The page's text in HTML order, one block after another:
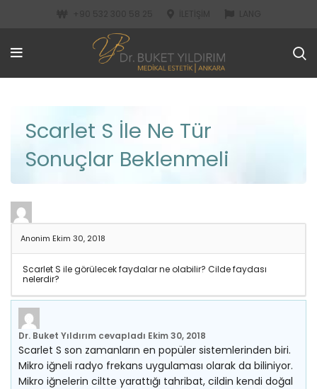
Scarlet S İle Ne Tür
Sonuçlar Beklenmeli
Anonim Ekim 30, 2018
Scarlet S ile görülecek faydalar ne olabilir? Cilde faydası
nelerdir?
Dr. Buket Yıldırım cevapladı Ekim 30, 2018
Scarlet S son zamanların en popüler sistemlerinden biri.
Mikro iğneli radyo frekans uygulaması olarak da biliniyor.
Mikro iğnelerin ciltte yarattığı tahribat, cildin kendi doğal